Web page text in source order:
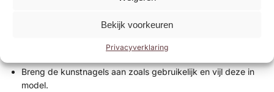
Bekijk voorkeuren
Privacyverklaring
lamp) bijvoorbeeld de Base/Top of neXt Top Gel.
Gel Polish aanbrengen op kunstnagels:
Breng de kunstnagels aan zoals gebruikelijk en vijl deze in
model.